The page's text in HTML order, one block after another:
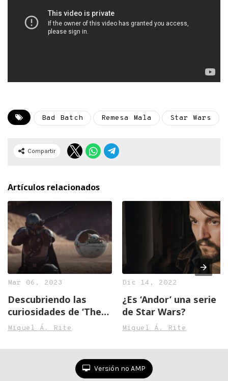
Bad Batch Remesa Mala Star Wars
Compartir
Artículos relacionados
Mar 06, 2023
Descubriendo las
curiosidades de ‘The
Mandalorian’: De Baby
tecnológica de
Miguel Á. Rite
Dic 14, 2022
¿Es ‘Andor’ una serie
de Star Wars?
Miguel Á. Rite
Versión no AMP